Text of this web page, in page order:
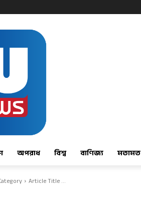
অপরাধ বিশ্ব বাণিজ্য মতামত
Article Title ...